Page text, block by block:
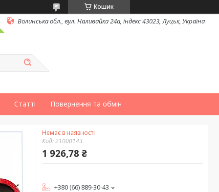
Кошик
Волинська обл., вул. Наливайка 24а, індекс 43023, Луцьк, Україна
Статті Повернення та обмін
Немає в наявності
Код:21000143
1 926,78 ₴
+380 (66) 889-30-43